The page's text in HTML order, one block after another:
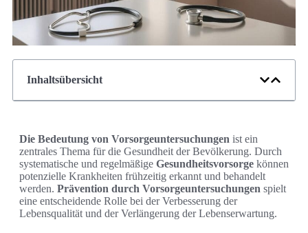
Inhaltsübersicht
Die Bedeutung von Vorsorgeuntersuchungen ist ein
zentrales Thema für die Gesundheit der Bevölkerung. Durch
systematische und regelmäßige Gesundheitsvorsorge können
potenzielle Krankheiten frühzeitig erkannt und behandelt
werden. Prävention durch Vorsorgeuntersuchungen spielt
eine entscheidende Rolle bei der Verbesserung der
Lebensqualität und der Verlängerung der Lebenserwartung.